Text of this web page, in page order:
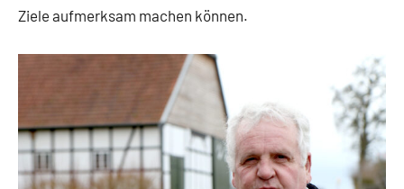
Ziele aufmerksam machen können.